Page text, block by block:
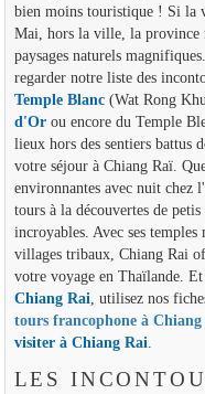
bien moins touristique ! Si la
Mai, hors la ville, la province
paysages naturels
regarder notre liste des
Temple Blanc(Wat Rong
d'Orou encore du Temple
lieux hors des sentiers battus
votre séjour à Chiang Raï.
environnantes avec nuit chez
tours à la découvertes de
incroyables. Avec ses temples
villages tribaux, Chiang Rai
votre voyage en Thaïlande.
Chiang Rai , utilisez nos
tours francophone à Chiang
visiter à Chiang Rai
LES